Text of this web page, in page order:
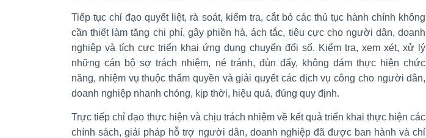
Tiếp tục chỉ đạo quyết liệt, rà soát, kiểm tra, cắt bỏ các thủ tục hành chính không
cần thiết làm tăng chi phí, gây phiền hà, ách tắc, tiêu cực cho người dân, doanh
nghiệp và tích cực triển khai ứng dụng chuyển đổi số. Kiểm tra, xem xét, xử lý
những cán bộ sợ trách nhiệm, né tránh, đùn đẩy, không dám thực hiện chức
năng, nhiệm vụ thuộc thẩm quyền và giải quyết các dịch vụ công cho người dân,
doanh nghiệp nhanh chóng, kịp thời, hiệu quả, đúng quy định.
Trực tiếp chỉ đạo thực hiện và chịu trách nhiệm về kết quả triển khai thực hiện các
chính sách, giải pháp hỗ trợ người dân, doanh nghiệp đã được ban hành và chỉ